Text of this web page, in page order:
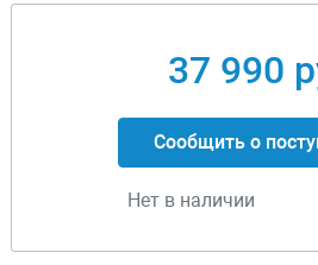
37 990
Сообщить о
Нет в наличии